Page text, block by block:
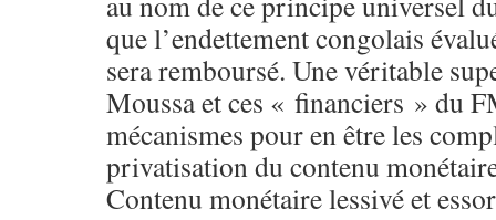
que l’endettement congolais
sera remboursé. Une véritable
Moussa et ces « financiers » du
mécanismes pour en être les
privatisation du contenu
Contenu monétaire lessivé et